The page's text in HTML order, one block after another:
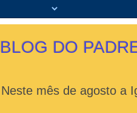
BLOG DO
Neste mês de agosto a